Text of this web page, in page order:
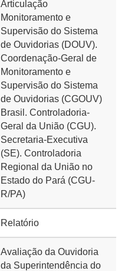
Articulação
Monitoramento e
Supervisão do Sistema
de Ouvidorias (DOUV).
Coordenação-Geral de
Monitoramento e
Supervisão do Sistema
de Ouvidorias (CGOUV)
Brasil. Controladoria-
Geral da União (CGU).
Secretaria-Executiva
(SE). Controladoria
Regional da União no
Estado do Pará (CGU-
R/PA)
Relatório
Avaliação da Ouvidoria
da Superintendência do